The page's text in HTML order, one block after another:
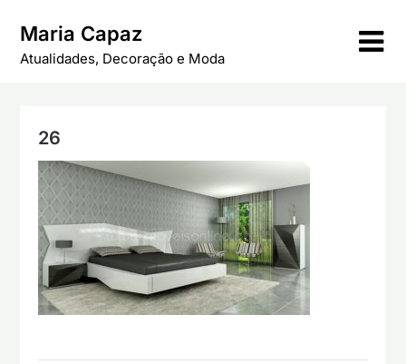
content
Maria Capaz
Atualidades, Decoração e Moda
26